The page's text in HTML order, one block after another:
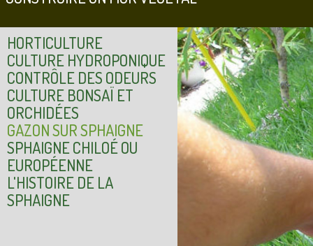
HORTICULTURE
CULTURE HYDROPONIQUE
CONTRÔLE DES ODEURS
CULTURE BONSAÏ ET
ORCHIDÉES
GAZON SUR SPHAIGNE
SPHAIGNE CHILOÉ OU
EUROPÉENNE
L'HISTOIRE DE LA
SPHAIGNE